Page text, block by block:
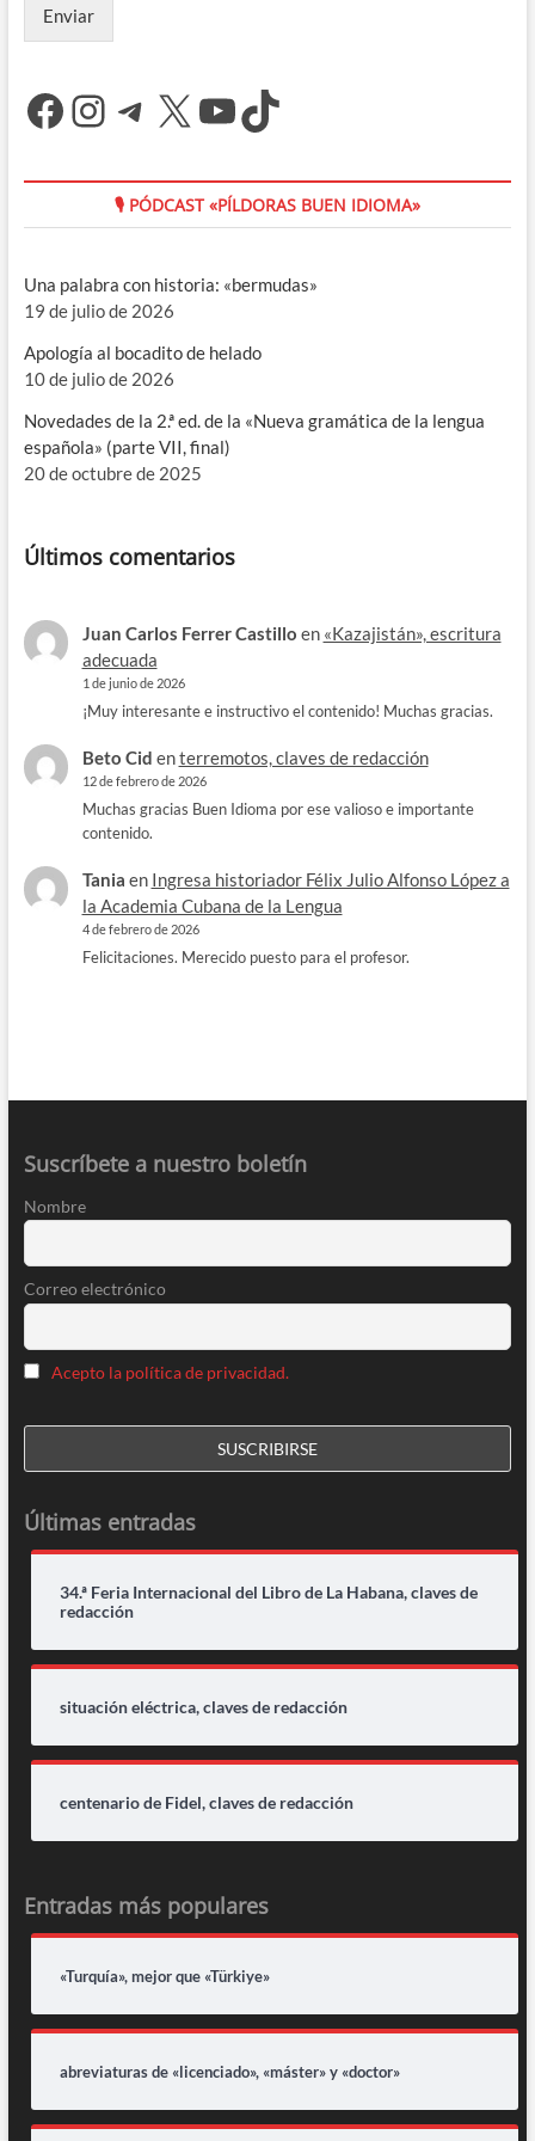
Enviar
Facebook
Instagram
Telegram
X YouTube
TikTok
🎙 PÓDCAST «PÍLDORAS BUEN IDIOMA»
Una palabra con historia: «bermudas»
19 de julio de 2026
Apología al bocadito de helado
10 de julio de 2026
Novedades de la 2.ª ed. de la «Nueva gramática de la lengua
española» (parte VII, final)
20 de octubre de 2025
Últimos comentarios
Juan Carlos Ferrer Castillo en «Kazajistán», escritura
adecuada
1 de junio de 2026
¡Muy interesante e instructivo el contenido! Muchas gracias.
Beto Cid enterremotos, claves de redacción
12 de febrero de 2026
Muchas gracias Buen Idioma por ese valioso e importante
contenido.
Tania en Ingresa historiador Félix Julio Alfonso López a
la Academia Cubana de la Lengua
4 de febrero de 2026
Felicitaciones. Merecido puesto para el profesor.
Suscríbete a nuestro boletín
Nombre
Correo electrónico
Acepto la política de privacidad.
Últimas entradas
34.ª Feria Internacional del Libro de La Habana, claves de
redacción
situación eléctrica, claves de redacción
centenario de Fidel, claves de redacción
Entradas más populares
«Turquía», mejor que «Türkiye»
abreviaturas de «licenciado», «máster» y «doctor»